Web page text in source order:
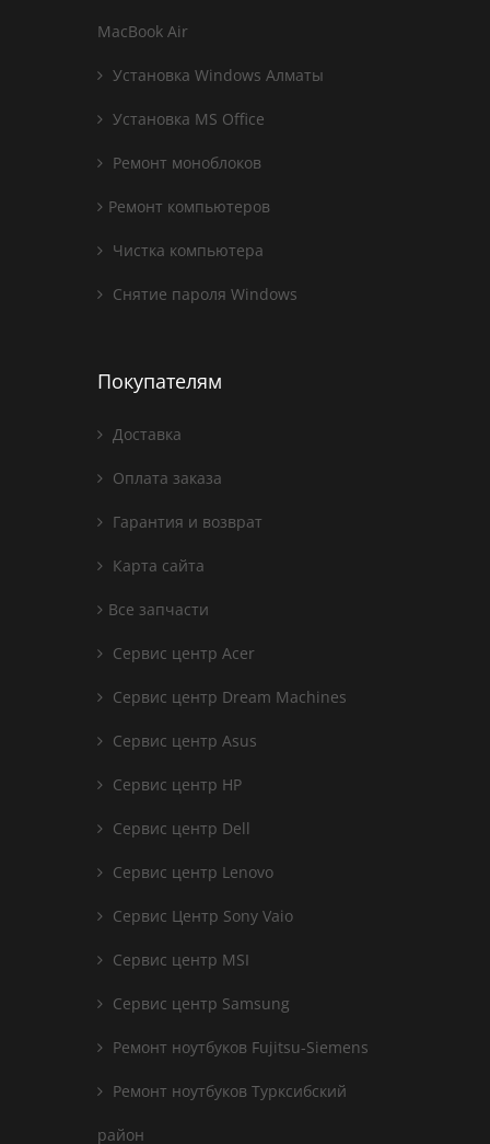
MacBook Air
Установка Windows Алматы
Установка MS Office
Ремонт моноблоков
Ремонт компьютеров
Чистка компьютера
Снятие пароля Windows
Покупателям
Доставка
Оплата заказа
Гарантия и возврат
Карта сайта
Все запчасти
Сервис центр Acer
Сервис центр Dream Machines
Сервис центр Asus
Сервис центр HP
Сервис центр Dell
Сервис центр Lenovo
Сервис Центр Sony Vaio
Сервис центр MSI
Сервис центр Samsung
Ремонт ноутбуков Fujitsu-Siemens
Ремонт ноутбуков Турксибский
район